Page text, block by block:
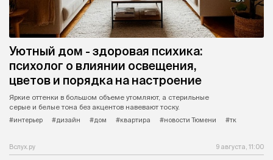
Уютный дом - здоровая психика:
психолог о влиянии освещения,
цветов и порядка на настроение
Яркие оттенки в большом объеме утомляют, а стерильные
серые и белые тона без акцентов навевают тоску.
#интерьер
#дизайн #дом #квартира #новости Тюмени #тк
Вслух.ру 9 августа, 11:00